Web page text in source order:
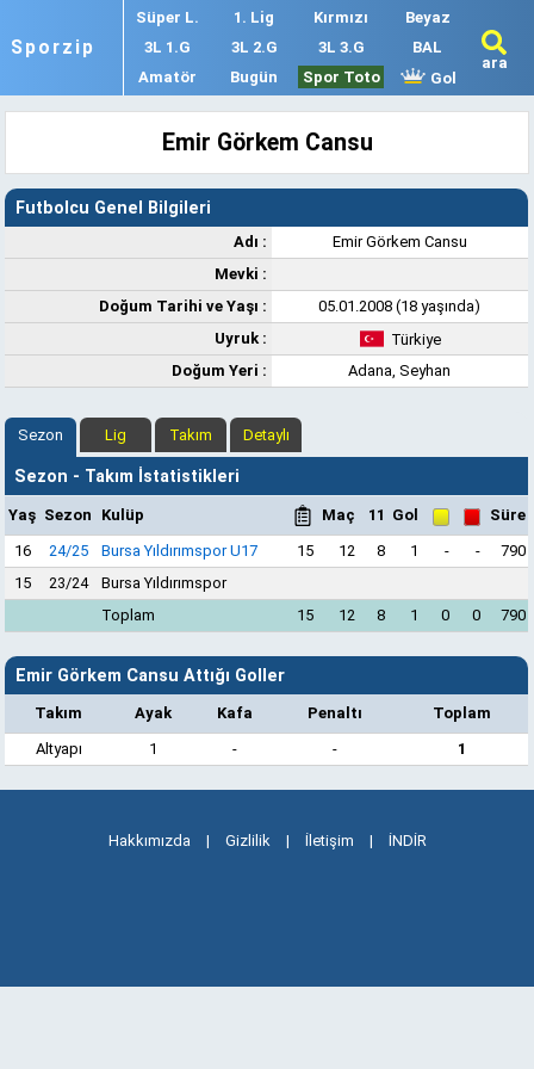
Sporzip
Süper L. 1. Lig Kırmızı
Beyaz
3L 1.G
3L 2.G 3L 3.G
BAL
Amatör
Bugün Spor Toto Gol
ara
Emir Görkem Cansu
Futbolcu Genel Bilgileri
Adı :
Emir Görkem Cansu
Mevki :
Doğum Tarihi ve Yaşı :
05.01.2008 (18 yaşında)
Uyruk :
Türkiye
Doğum Yeri :
Adana, Seyhan
Sezon Lig Takım Detaylı
Sezon - Takım İstatistikleri
Yaş Sezon Kulüp Maç 11 Gol
Süre
16
24/25 Bursa Yıldırımspor U17 15 12 8 1 - -
790
15
23/24
Bursa Yıldırımspor
Toplam
15 12 8 1 0 0 790
Emir Görkem Cansu Attığı Goller
Takım Ayak Kafa Penaltı
Toplam
Altyapı
1 - - 1
Hakkımızda | Gizlilik | İletişim | İNDİR